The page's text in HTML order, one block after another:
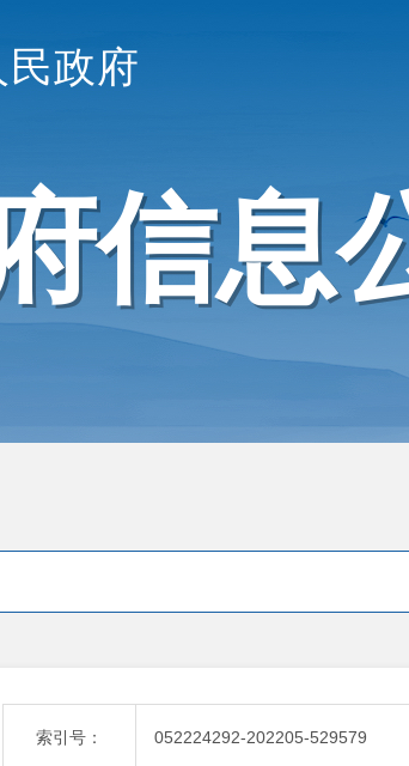
政府
信息
索引号： 052224292-202205-529579